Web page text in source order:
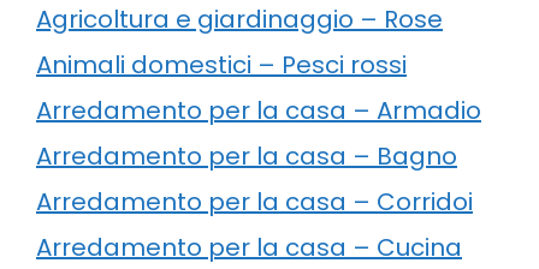
Agricoltura e giardinaggio – Rose
Animali domestici – Pesci rossi
Arredamento per la casa – Armadio
Arredamento per la casa – Bagno
Arredamento per la casa – Corridoi
Arredamento per la casa – Cucina